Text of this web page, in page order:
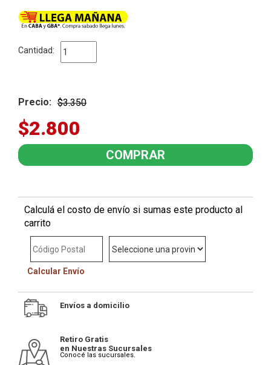
Cantidad:
Precio: $3.350
$2.800
Calculá el costo de envío si sumas este producto al
carrito
Calcular Envío
Envíos a domicilio
Retiro Gratis
en Nuestras Sucursales
Conocé las sucursales.